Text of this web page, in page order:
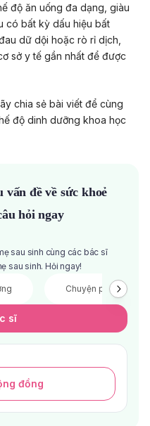
độ ăn uống đa dạng, giàu
có bất kỳ dấu hiệu bất
dữ dội hoặc rò rỉ dịch,
sở y tế gần nhất để được
chia sẻ bài viết để cùng
độ dinh dưỡng khoa học
vấn đề về sức khoẻ
hỏi ngay
sau sinh cùng các bác sĩ
sau sinh. Hỏi ngay!
Chuyện phòng the
sĩ
đồng